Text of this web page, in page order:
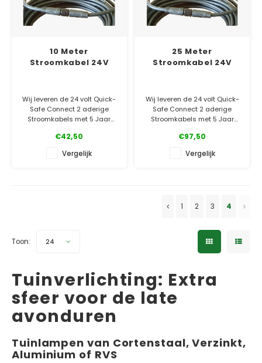
10 Meter
Stroomkabel 24V
Wij leveren de 24 volt Quick-
Safe Connect 2 aderige
Stroomkabels met 5 Jaar
waterdichte connectors.
✓ Officiële Suslight dealer
€42,50
Vergelijk
25 Meter
Stroomkabel 24V
Wij leveren de 24 volt Quick-
Safe Connect 2 aderige
Stroomkabels met 5 Jaar
waterdichte connectors.
✓ Officiële Suslight dealer
€97,50
Vergelijk
1 2 3 4
Toon: 24
Tuinverlichting: Extra
sfeer voor de late
avonduren
Tuinlampen van Cortenstaal, Verzinkt,
Aluminium of RVS